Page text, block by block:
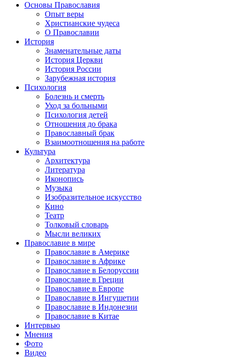
Основы Православия
Опыт веры
Христианские чудеса
О Православии
История
Знаменательные даты
История Церкви
История России
Зарубежная история
Психология
Болезнь и смерть
Уход за больными
Психология детей
Отношения до брака
Православный брак
Взаимоотношения на работе
Культура
Архитектура
Литература
Иконопись
Музыка
Изобразительное искусство
Кино
Театр
Толковый словарь
Мысли великих
Православие в мире
Православие в Америке
Православие в Африке
Православие в Белоруссии
Православие в Греции
Православие в Европе
Православие в Ингушетии
Православие в Индонезии
Православие в Китае
Интервью
Мнения
Фото
Видео